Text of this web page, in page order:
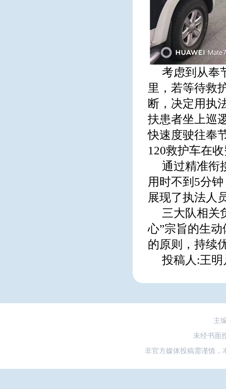
考虑到从奉
里，若等待救
断，决定用执
扶患者坐上巡
快速度驶往奉
120救护车在
通过精准衔
用时不到5分
展现了执法人
三大队相关
心”宗旨的生
的原则，持续
投稿人:王
主
未经书面
非官方媒体投稿需谨慎，